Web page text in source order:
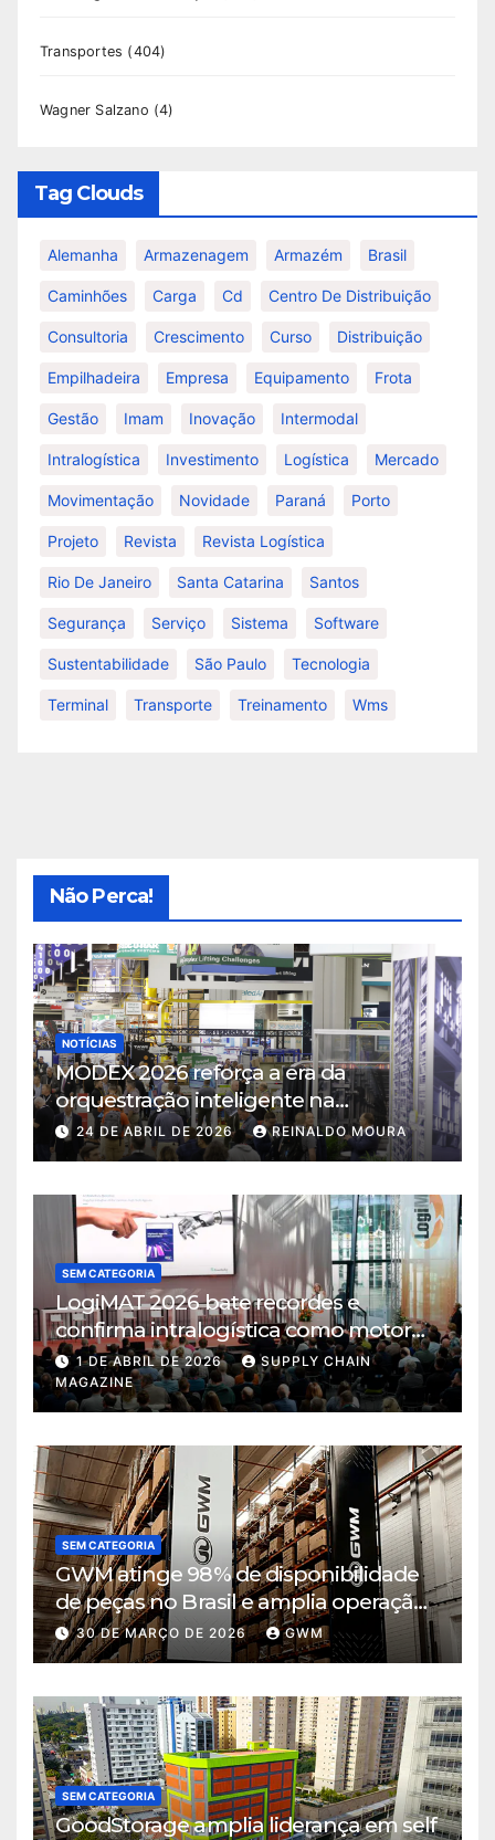
Transportes (404)
Wagner Salzano (4)
Tag Clouds
Alemanha Armazenagem Armazém Brasil
Caminhões Carga Cd Centro De Distribuição
Consultoria Crescimento Curso Distribuição
Empilhadeira Empresa Equipamento Frota
Gestão Imam Inovação Intermodal
Intralogística Investimento Logística Mercado
Movimentação Novidade Paraná Porto
Projeto Revista Revista Logística
Rio De Janeiro Santa Catarina Santos
Segurança Serviço Sistema Software
Sustentabilidade São Paulo Tecnologia
Terminal Transporte Treinamento Wms
Não Perca!
NOTÍCIAS
MODEX 2026 reforça a era da
orquestração inteligente na
intralogística
24 DE ABRIL DE 2026 REINALDO MOURA
SEM CATEGORIA
LogiMAT 2026 bate recordes e
confirma intralogística como motor
de decisão em tempos de incerteza
1 DE ABRIL DE 2026
SUPPLY CHAIN
MAGAZINE
SEM CATEGORIA
GWM atinge 98% de disponibilidade
de peças no Brasil e amplia operação
logística em Cajamar
30 DE MARÇO DE 2026 GWM
SEM CATEGORIA
GoodStorage amplia liderança em self